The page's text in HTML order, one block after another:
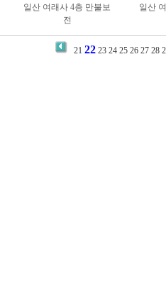
일산 여래사 4층 만불보
전
일산
21 22 23 24 25 26 27 28